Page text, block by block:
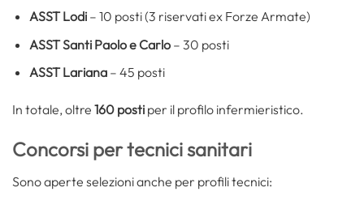
ASST Lodi– 10 posti (3 riservati ex Forze Armate)
ASST Santi Paolo e Carlo– 30 posti
ASST Lariana– 45 posti
In totale, oltre 160 posti per il profilo infermieristico.
Concorsi per tecnici sanitari
Sono aperte selezioni anche per profili tecnici: